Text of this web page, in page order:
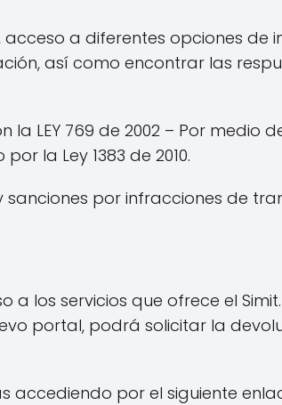
acceso a diferentes opciones
así como encontrar las
LEY 769 de 2002 – Por medio
la Ley 1383 de 2010.
por infracciones de
a los servicios que ofrece el
portal, podrá solicitar la
accediendo por el siguiente